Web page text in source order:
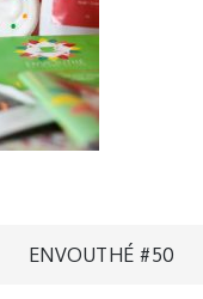
ENVOUTHÉ #50